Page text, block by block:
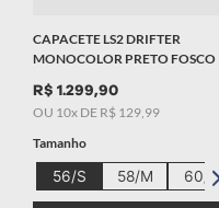
CAPACETE LS2 DRIFTER
MONOCOLOR PRETO FOSCO
R$ 1.299,90
OU 10x DE R$ 129,99
Tamanho
56/S 58/M 60/L